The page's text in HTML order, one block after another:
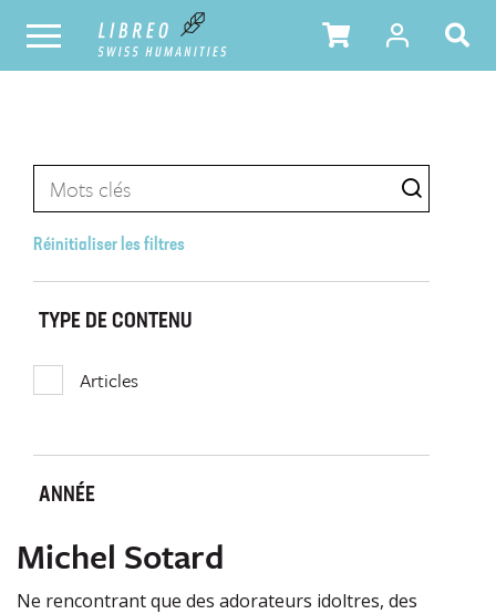
Réinitialiser les filtres
TYPE DE CONTENU
Articles
ANNÉE
Michel Sotard
Ne rencontrant que des adorateurs idoltres, des